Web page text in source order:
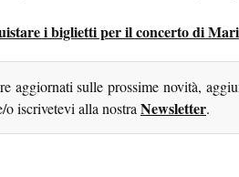
i biglietti per il concerto di
aggiornati sulle prossime novità,
o iscrivetevi alla nostraNewsletter.